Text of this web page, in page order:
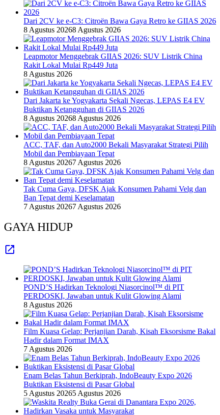
Dari 2CV ke e-C3: Citroën Bawa Gaya Retro ke GIIAS 2026
8 Agustus 20268 Agustus 2026
Leapmotor Menggebrak GIIAS 2026: SUV Listrik China
Rakit Lokal Mulai Rp449 Juta
8 Agustus 2026
Dari Jakarta ke Yogyakarta Sekali Ngecas, LEPAS E4 EV
Buktikan Ketangguhan di GIIAS 2026
8 Agustus 20268 Agustus 2026
ACC, TAF, dan Auto2000 Bekali Masyarakat Strategi Pilih
Mobil dan Pembiayaan Tepat
8 Agustus 20267 Agustus 2026
Tak Cuma Gaya, DFSK Ajak Konsumen Pahami Velg dan
Ban Tepat demi Keselamatan
7 Agustus 20267 Agustus 2026
GAYA HIDUP
POND’S Hadirkan Teknologi Niasorcinol™ di PIT
PERDOSKI, Jawaban untuk Kulit Glowing Alami
8 Agustus 2026
Film Kuasa Gelap: Perjanjian Darah, Kisah Eksorsisme Bakal
Hadir dalam Format IMAX
7 Agustus 2026
Enam Belas Tahun Berkiprah, IndoBeauty Expo 2026
Buktikan Eksistensi di Pasar Global
5 Agustus 20265 Agustus 2026